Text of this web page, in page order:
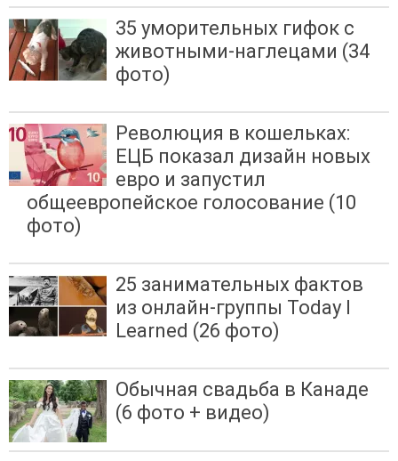
35 уморительных гифок с
животными-наглецами (34
фото)
Революция в кошельках:
ЕЦБ показал дизайн новых
евро и запустил
общеевропейское голосование (10
фото)
25 занимательных фактов
из онлайн-группы Today I
Learned (26 фото)
Обычная свадьба в Канаде
(6 фото + видео)